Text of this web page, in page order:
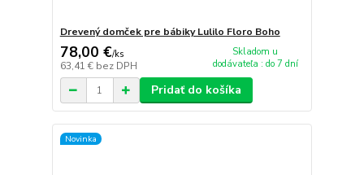
Drevený domček pre bábiky Lulilo Floro Boho
78,00 €/ks
63,41 € bez DPH
Skladom u
dodávateľa : do 7 dní
Pridať do košíka
Novinka